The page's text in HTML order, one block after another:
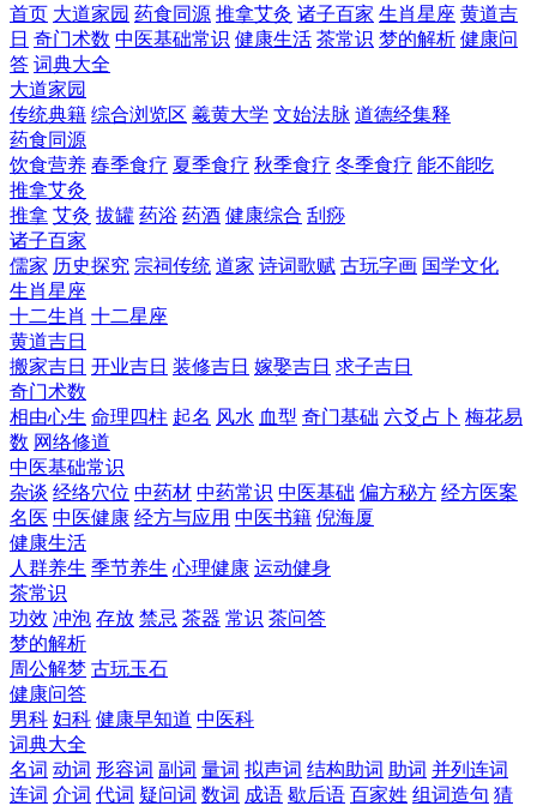
首页 大道家园 药食同源 推拿艾灸 诸子百家 生肖星座 黄道吉
日 奇门术数 中医基础常识 健康生活 茶常识 梦的解析 健康问
答 词典大全
大道家园
传统典籍 综合浏览区 羲黄大学 文始法脉 道德经集释
药食同源
饮食营养 春季食疗 夏季食疗 秋季食疗 冬季食疗 能不能吃
推拿艾灸
推拿 艾灸 拔罐 药浴 药酒 健康综合 刮痧
诸子百家
儒家 历史探究 宗祠传统 道家 诗词歌赋 古玩字画 国学文化
生肖星座
十二生肖 十二星座
黄道吉日
搬家吉日 开业吉日 装修吉日 嫁娶吉日 求子吉日
奇门术数
相由心生 命理四柱 起名 风水 血型 奇门基础 六爻占卜 梅花易
数 网络修道
中医基础常识
杂谈 经络穴位 中药材 中药常识 中医基础 偏方秘方 经方医案
名医 中医健康 经方与应用 中医书籍 倪海厦
健康生活
人群养生 季节养生 心理健康 运动健身
茶常识
功效 冲泡 存放 禁忌 茶器 常识 茶问答
梦的解析
周公解梦 古玩玉石
健康问答
男科 妇科 健康早知道 中医科
词典大全
名词 动词 形容词 副词 量词 拟声词 结构助词 助词 并列连词
连词 介词 代词 疑问词 数词 成语 歇后语 百家姓 组词造句 猜